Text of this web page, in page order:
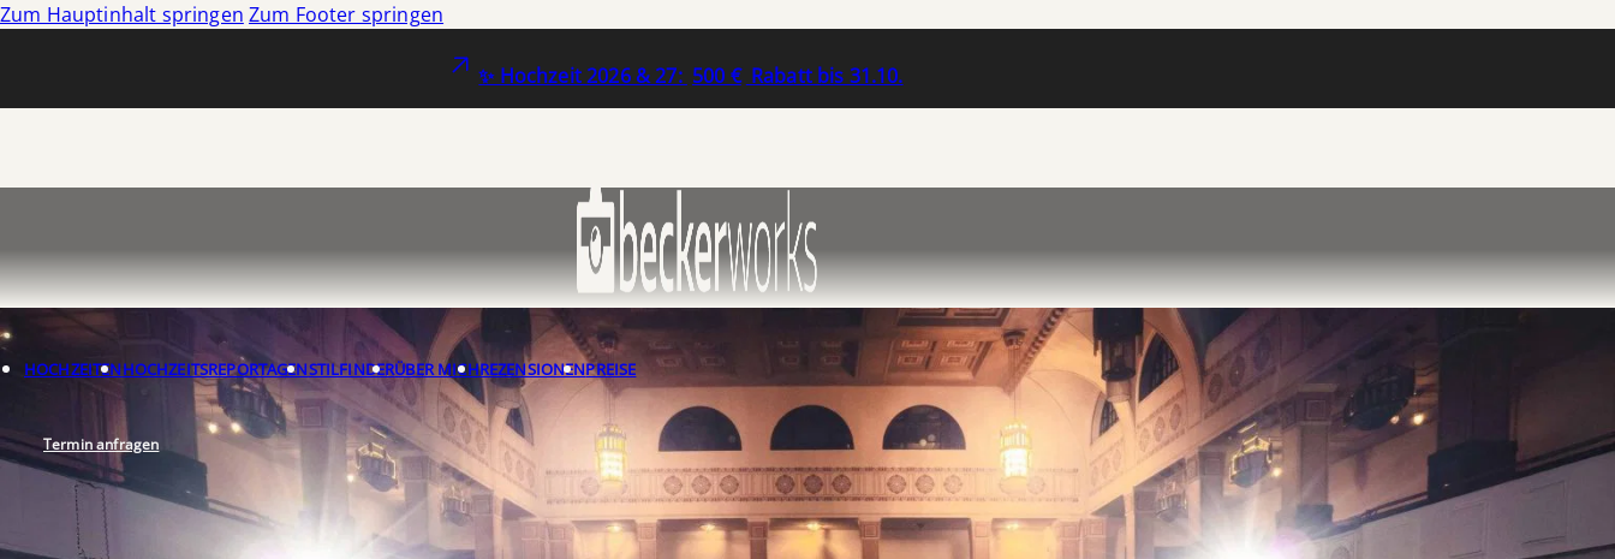
Zum Hauptinhalt springen Zum Footer springen
✨ Hochzeit 2026 & 27: 500 € Rabatt bis 31.10.
HOCHZEITENHOCHZEITSREPORTAGENSTILFINDERÜBER MICHREZENSIONENPREISE
Termin anfragen